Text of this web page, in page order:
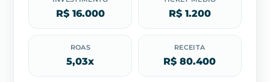
R$ 16.000 R$ 1.200
ROAS
5,03x
RECEITA
R$ 80.400